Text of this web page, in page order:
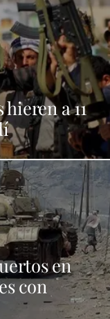
a 11
en
con